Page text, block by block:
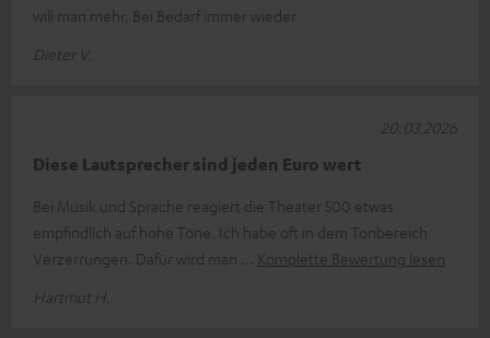
will man mehr. Bei Bedarf immer wieder
Dieter V.
Diese Lautsprecher sind jeden Euro wert
Bei Musik und Sprache reagiert die Theater 500 etwas
empfindlich auf hohe Töne. Ich habe oft in dem Tonbereich
Verzerrungen. Dafür wird man
Komplette Bewertung lesen
Hartmut H.
20.03.2026